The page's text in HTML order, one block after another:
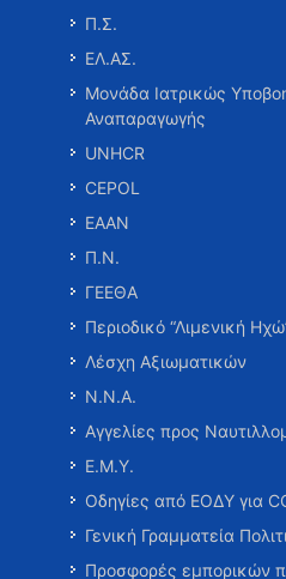
Π.Σ.
ΕΛ.ΑΣ.
Μονάδα Ιατρικώς
Αναπαραγωγής
UNHCR
CEPOL
ΕΑΑΝ
Π.Ν.
ΓΕΕΘΑ
Περιοδικό “Λιμενική
Λέσχη Αξιωματικών
Ν.Ν.Α.
Αγγελίες προς
Ε.Μ.Υ.
Οδηγίες από ΕΟΔΥ για
Γενική Γραμματεία
Προσφορές εμπορικών